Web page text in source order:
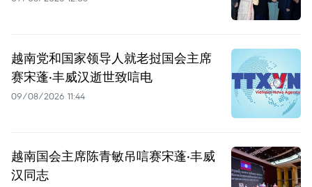
越南党和国家领导人就老挝国会主席
赛宋蓬·丰威汉逝世致唁电
09/08/2026 11:44
越南国会主席陈青敏吊唁赛宋蓬·丰威
汉同志